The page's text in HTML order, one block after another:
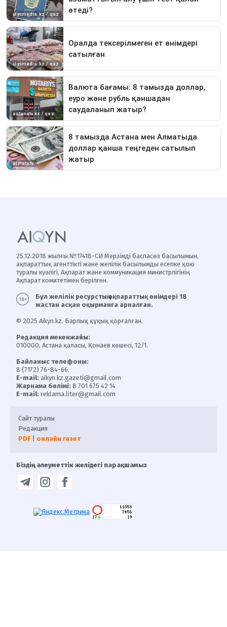
25.12.2018 жылғы №17418-СИ Мерзімді баспасөз басылымын,
ақпараттық агенттікті және желілік басылымды есепке қою
туралы куәлігі, Ақпарат және коммуникация министрлігінің
Ақпарат комитетімен берілген.
Бұл желілік ресурстың ақпараттық өнімдері 18
жастан асқан оқырманға арналған.
© 2025 Aikyn.kz. Барлық құқық қорғалған.
Редакция мекенжайы:
010000, Астана қаласы, Қонаев көшесі, 12/1.
Байланыс телефоны:
8 (7172) 76-84-66.
E-mail: aikyn.kz.gazeti@gmail.com
Жарнама бөлімі: 8 701 675 42 14
E-mail: reklama.liter@gmail.com
Сайт туралы
Редакция
PDF | онлайн газет
Біздің әлеуметтік желідегі парақшамыз